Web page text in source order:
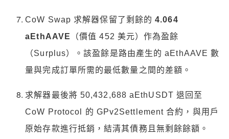
CoW Swap 求解器保留了剩餘的4.064
aEthAAVE
（價值 452 美元）作為盈餘
（Surplus）。該盈餘是路由產生的 aEthAAVE 數
量與完成訂單所需的最低數量之間的差額。
求解器最後將 50,432,688 aEthUSDT 退回至
CoW Protocol 的 GPv2Settlement 合約，與用戶
原始存款進行抵銷，結清其債務且無剩餘餘額。